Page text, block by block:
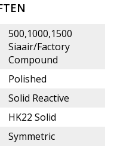
500,1000,1500
Siaair/Factory
Compound
Polished
Solid Reactive
HK22 Solid
Symmetric